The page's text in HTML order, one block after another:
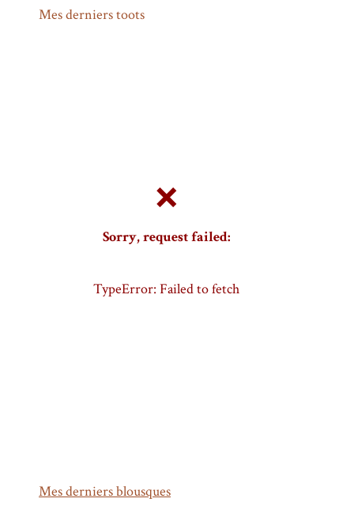
Mes derniers toots
❌
Sorry, request failed:
TypeError: Failed to fetch
Mes derniers blousques